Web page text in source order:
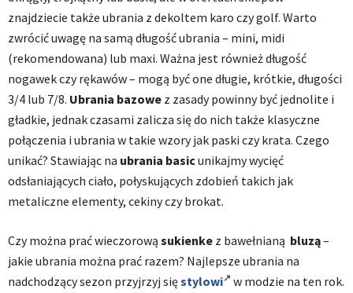
znajdziecie także ubrania z dekoltem karo czy golf. Warto
zwrócić uwagę na samą długość ubrania – mini, midi
(rekomendowana) lub maxi. Ważna jest również długość
nogawek czy rękawów – mogą być one długie, krótkie, długości
3/4 lub 7/8. Ubrania bazowe z zasady powinny być jednolite i
gładkie, jednak czasami zalicza się do nich także klasyczne
połączenia i ubrania w takie wzory jak paski czy krata. Czego
unikać? Stawiając na ubrania basicunikajmy wycięć
odsłaniających ciało, połyskujących zdobień takich jak
metaliczne elementy, cekiny czy brokat.
Czy można prać wieczorową sukienke z bawełnianą bluzą–
jakie ubrania można prać razem? Najlepsze ubrania na
nadchodzący sezon przyjrzyj sięstylowi w modzie na ten rok.